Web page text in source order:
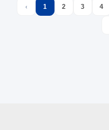
‹Previous
1(current)
2 3 4